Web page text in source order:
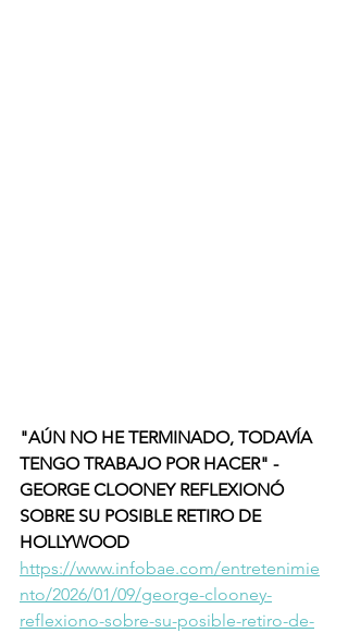
"AÚN NO HE TERMINADO, TODAVÍA
TENGO TRABAJO POR HACER" -
GEORGE CLOONEY REFLEXIONÓ
SOBRE SU POSIBLE RETIRO DE
HOLLYWOOD
https://www.infobae.com/entretenimie
nto/2026/01/09/george-clooney-
reflexiono-sobre-su-posible-retiro-de-